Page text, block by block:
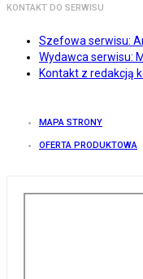
KONTAKT DO SERWISU
Szefowa serwisu:
Wydawca serwisu:
Kontakt z redakcją
MAPA STRONY
OFERTA PRODUKTOWA